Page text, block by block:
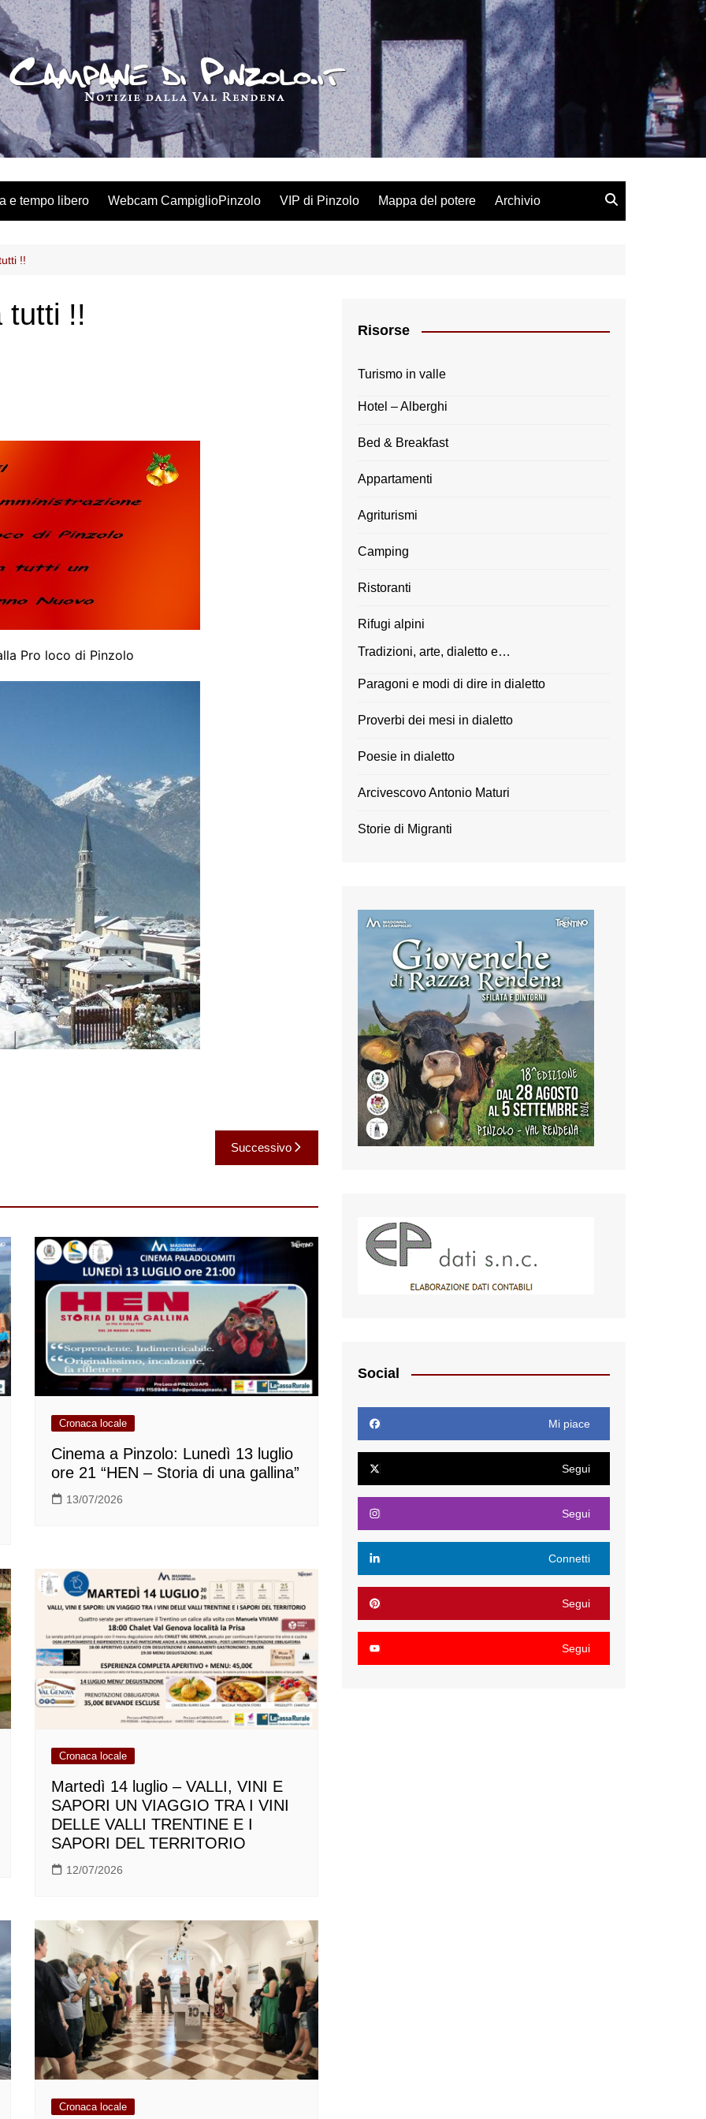
e tempo libero Webcam CampiglioPinzolo VIP di Pinzolo Mappa del potere Archivio
!!
tutti !!
Pro loco di Pinzolo
Successivo
Cronaca locale
Cinema a Pinzolo: Lunedì 13 luglio
ore 21 “HEN – Storia di una gallina”
13/07/2026
Cronaca locale
Martedì 14 luglio – VALLI, VINI E
SAPORI UN VIAGGIO TRA I VINI
DELLE VALLI TRENTINE E I
SAPORI DEL TERRITORIO
12/07/2026
Cronaca locale
Risorse
Turismo in valle
Hotel – Alberghi
Bed & Breakfast
Appartamenti
Agriturismi
Camping
Ristoranti
Rifugi alpini
Tradizioni, arte, dialetto e…
Paragoni e modi di dire in dialetto
Proverbi dei mesi in dialetto
Poesie in dialetto
Arcivescovo Antonio Maturi
Storie di Migranti
Social
Mi piace
Segui
Segui
Connetti
Segui
Segui